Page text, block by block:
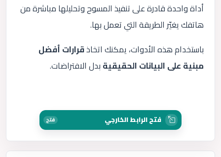
أداة واحدة قادرة على تنفيذ المسوح وتحليلها مباشرة من
هاتفك يغيّر الطريقة التي تعمل بها.
باستخدام هذه الأدوات، يمكنك اتخاذقرارات أفضل
مبنية على البيانات الحقيقية بدل الافتراضات.
فتح الرابط الخارجي فتح